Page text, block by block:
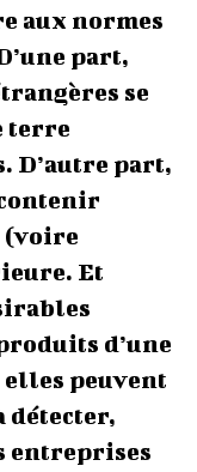
aux normes
part,
se
terre
D’autre part,
(voire
Et
d’une
peuvent
détecter,
entreprises